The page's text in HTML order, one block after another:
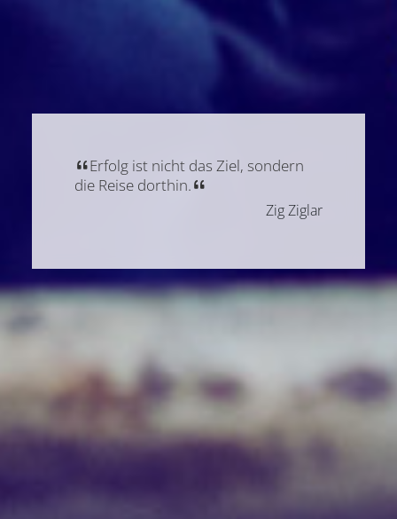
Erfolg ist nicht das Ziel, sondern
die Reise dorthin.
Zig Ziglar